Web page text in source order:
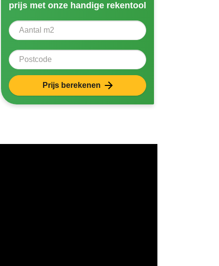
prijs met onze handige rekentool
Aantal vierkante meter
Postcode
Prijs berekenen